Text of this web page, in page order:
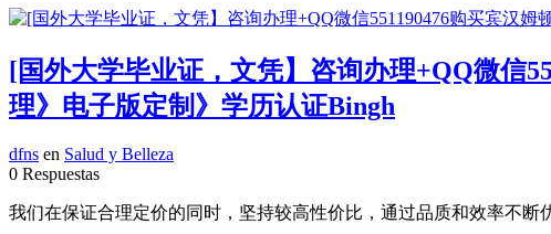
[国外大学毕业证，文凭】咨询办理+QQ微信
理》电子版定制》学历认证Bingh
dfns en Salud y Belleza
0 Respuestas
我们在保证合理定价的同时，坚持较高性价比，通过品质和效率不断